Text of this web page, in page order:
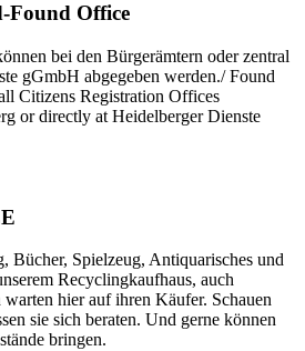
Found Office
bei den Bürgerämtern oder zentral
gGmbH abgegeben werden./ Found
Citizens Registration Offices
or directly at Heidelberger Dienste
Bücher, Spielzeug, Antiquarisches und
Recyclingkaufhaus, auch
hier auf ihren Käufer. Schauen
sie sich beraten. Und gerne können
bringen.